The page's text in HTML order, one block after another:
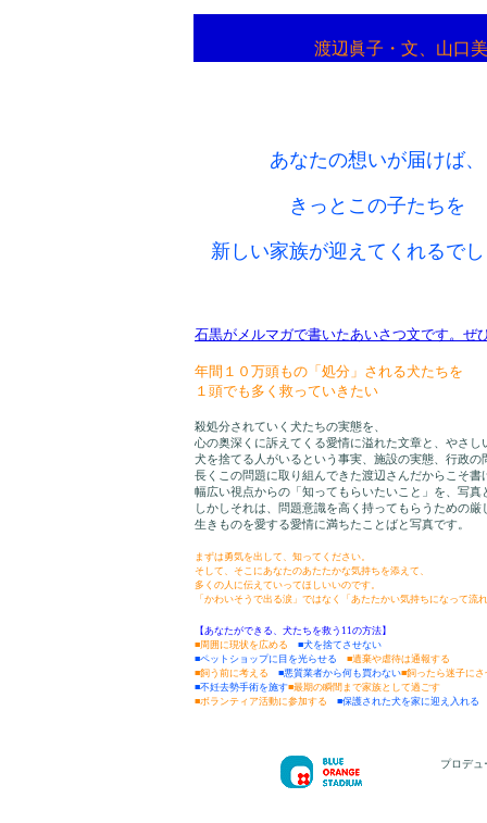
渡辺眞子・文、山口
あなたの想いが届けば、
きっとこの子たちを
新しい家族が迎えてくれるで
石黒がメルマガで書いたあいさつ文です。ぜ
年間１０万頭もの「処分」される犬たちを
１頭でも多く救っていきたい
殺処分されていく犬たちの実態を、
心の奥深くに訴えてくる愛情に溢れた文章と、やさ
犬を捨てる人がいるという事実、施設の実態、行政
長くこの問題に取り組んできた渡辺さんだからこそ書
幅広い視点からの「知ってもらいたいこと」を、写真
しかしそれは、問題意識を高く持ってもらうための厳
生きものを愛する愛情に満ちたことばと写真です。
まずは勇気を出して、知ってください。
そして、そこにあなたのあたたかな気持ちを添えて、
多くの人に伝えていってほしいいのです。
「かわいそうで出る涙」ではなく「あたたかい気持ちになって流
【あなたができる、犬たちを救う11の方法】
■周囲に現状を広める ■犬を捨てさせない
■ペットショップに目を光らせる ■遺棄や虐待は通報する
■飼う前に考える ■悪質業者から何も買わない■飼ったら迷子にさ
■不妊去勢手術を施す■最期の瞬間まで家族として過ごす
■ボランティア活動に参加する ■保護された犬を家に迎え入れる
プロデュ